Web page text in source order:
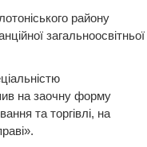
району
загальноосвітньої
на заочну форму
та торгівлі, на